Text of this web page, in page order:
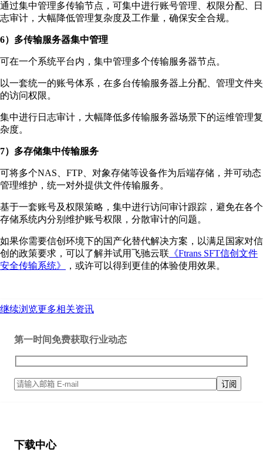
通过集中管理多传输节点，可集中进行账号管理、权限分配、日
志审计，大幅降低管理复杂度及工作量，确保安全合规。
6）多传输服务器集中管理
可在一个系统平台内，集中管理多个传输服务器节点。
以一套统一的账号体系，在多台传输服务器上分配、管理文件夹
的访问权限。
集中进行日志审计，大幅降低多传输服务器场景下的运维管理复
杂度。
7）多存储集中传输服务
可将多个NAS、FTP、对象存储等设备作为后端存储，并可动态
管理维护，统一对外提供文件传输服务。
基于一套账号及权限策略，集中进行访问审计跟踪，避免在各个
存储系统内分别维护账号权限，分散审计的问题。
如果你需要信创环境下的国产化替代解决方案，以满足国家对信
创的政策要求，可以了解并试用飞驰云联 《Ftrans SFT信创文件
安全传输系统》
，或许可以得到更佳的体验使用效果。
继续浏览更多相关资讯
第一时间免费获取行业动态
下载中心